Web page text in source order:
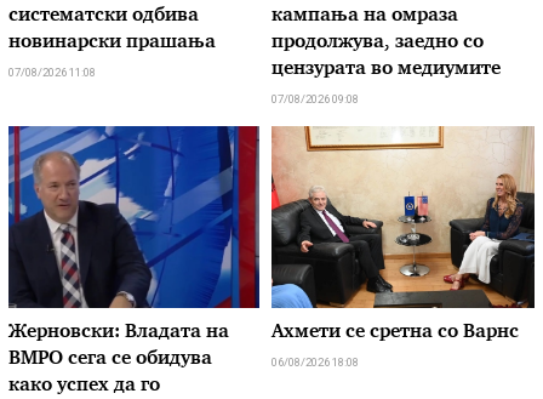
систематски одбива
новинарски прашања
07/08/2026 11:08
кампања на омраза
продолжува, заедно со
цензурата во медиумите
07/08/2026 09:08
Жерновски: Владата на
ВМРО сега се обидува
како успех да го
Ахмети се сретна со Варнс
06/08/2026 18:08